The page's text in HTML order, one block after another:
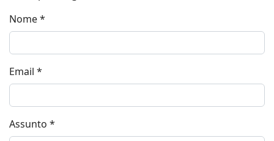
Nome*
Email *
Assunto *